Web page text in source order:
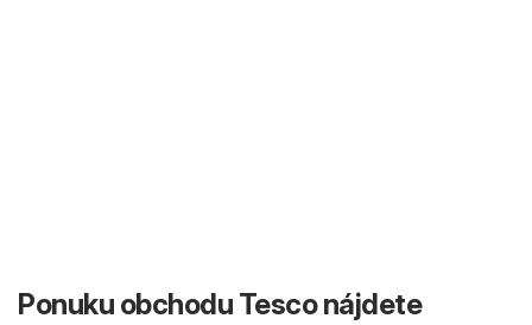
Ponuku obchodu Tesco nájdete